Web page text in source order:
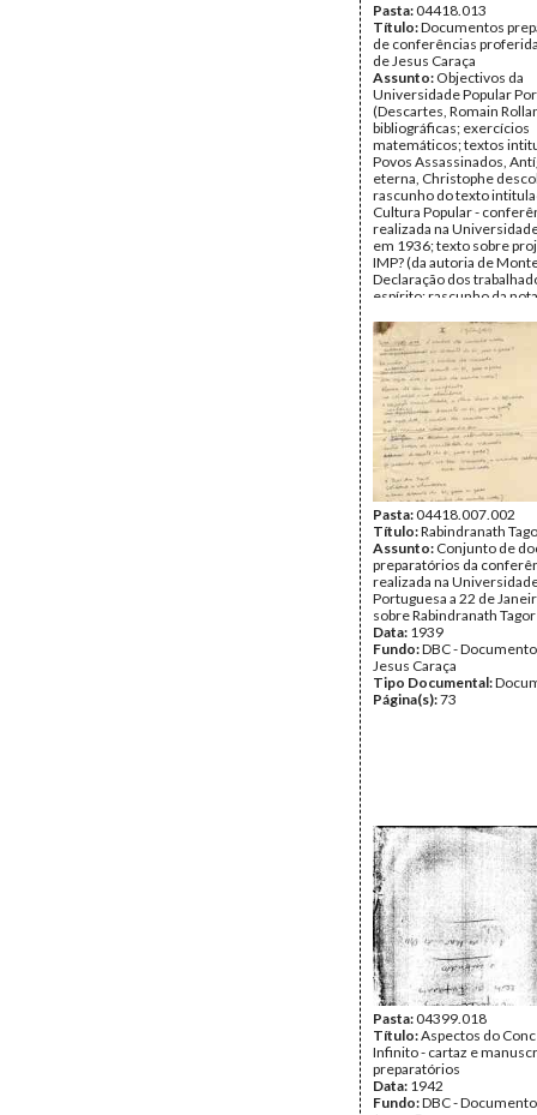
Pasta:04418.013
Título:Documentos
de conferências
de Jesus Caraça
Assunto: Objectivos da
Universidade Popular
(Descartes, Romain
bibliográficas; exercícios
matemáticos; textos
Povos Assassinados,
eterna, Christophe
rascunho do texto
Cultura Popular -
realizada na
em 1936; texto sobre
IMP? (da autoria de
Declaração dos
espírito; rascunho da
Indivíduo; O problema do
maquinismo.
Data:1936
Fundo: DBC -
Jesus Caraça
Tipo Documental:
Página(s):79
Pasta:04418.007.002
Título:Rabindranath
Assunto: Conjunto de
preparatórios da
realizada na
Portuguesa a 22 de
sobre Rabindranath
Data: 1939
Fundo:DBC -
Jesus Caraça
Tipo Documental:
Página(s):73
Pasta:04399.018
Título:Aspectos do
Infinito - cartaz e
preparatórios
Data: 1942
Fundo:DBC -